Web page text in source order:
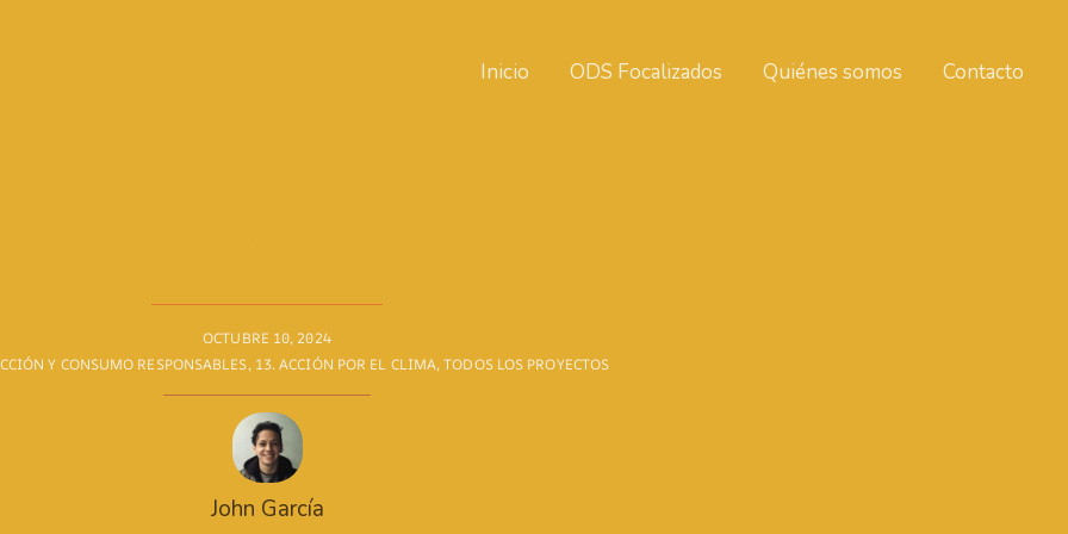
Inicio ODS Focalizados Quiénes somos Contacto
OCTUBRE 10, 2024
Y CONSUMO RESPONSABLES, 13. ACCIÓN POR EL CLIMA,TODOS LOS PROYECTOS
John García